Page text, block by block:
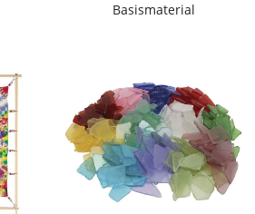
Basismaterial